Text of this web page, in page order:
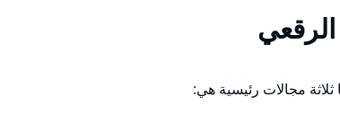
مجالات رئيسية هي: